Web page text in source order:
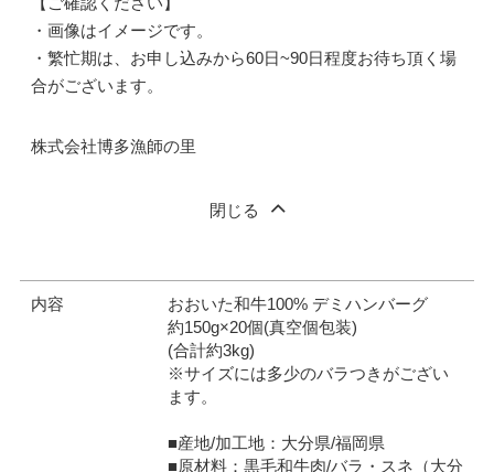
・画像はイメージです。
・繁忙期は、お申し込みから60日~90日程度お待ち頂く場
合がございます。
株式会社博多漁師の里
閉じる
内容
おおいた和牛100% デミハンバーグ
約150g×20個(真空個包装)
(合計約3kg)
※サイズには多少のバラつきがござい
ます。
■産地/加工地：大分県/福岡県
■原材料：黒毛和牛肉/バラ・スネ（大分